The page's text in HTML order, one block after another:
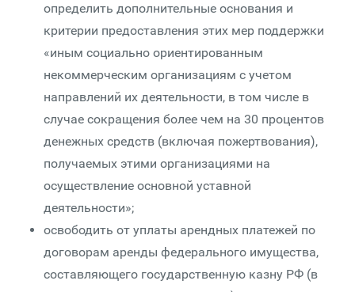
определить дополнительные основания и
критерии предоставления этих мер поддержки
«иным социально ориентированным
некоммерческим организациям с учетом
направлений их деятельности, в том числе в
случае сокращения более чем на 30 процентов
денежных средств (включая пожертвования),
получаемых этими организациями на
осуществление основной уставной
деятельности»;
освободить от уплаты арендных платежей по
договорам аренды федерального имущества,
составляющего государственную казну РФ (в